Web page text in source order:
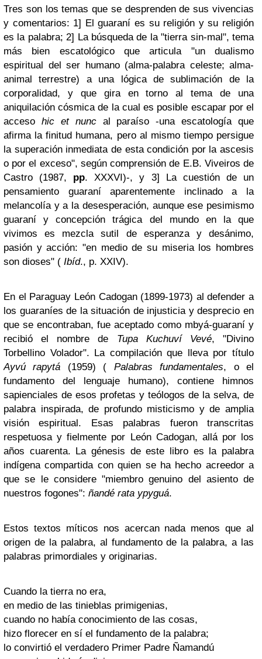
Tres son los temas que se desprenden de sus vivencias
y comentarios: 1] El guaraní es su religión y su religión
es la palabra; 2] La búsqueda de la "tierra sin-mal", tema
más bien escatológico que articula "un dualismo
espiritual del ser humano (alma-palabra celeste; alma-
animal terrestre) a una lógica de sublimación de la
corporalidad, y que gira en torno al tema de una
aniquilación cósmica de la cual es posible escapar por el
acceso hic et nuncal paraíso -una escatología que
afirma la finitud humana, pero al mismo tiempo persigue
la superación inmediata de esta condición por la ascesis
o por el exceso", según comprensión de E.B. Viveiros de
Castro (1987, pp. XXXVI)-, y 3] La cuestión de un
pensamiento guaraní aparentemente inclinado a la
melancolía y a la desesperación, aunque ese pesimismo
guaraní y concepción trágica del mundo en la que
vivimos es mezcla sutil de esperanza y desánimo,
pasión y acción: "en medio de su miseria los hombres
son dioses" ( Ibíd., p. XXIV).
En el Paraguay León Cadogan (1899-1973) al defender a
los guaraníes de la situación de injusticia y desprecio en
que se encontraban, fue aceptado como mbyá-guaraní y
recibió el nombre de Tupa Kuchuví Vevé, "Divino
Torbellino Volador". La compilación que lleva por título
Ayvú rapytá (1959) ( Palabras fundamentales, o el
fundamento del lenguaje humano), contiene himnos
sapienciales de esos profetas y teólogos de la selva, de
palabra inspirada, de profundo misticismo y de amplia
visión espiritual. Esas palabras fueron transcritas
respetuosa y fielmente por León Cadogan, allá por los
años cuarenta. La génesis de este libro es la palabra
indígena compartida con quien se ha hecho acreedor a
que se le considere "miembro genuino del asiento de
nuestros fogones": ñandé rata ypyguá.
Estos textos míticos nos acercan nada menos que al
origen de la palabra, al fundamento de la palabra, a las
palabras primordiales y originarias.
Cuando la tierra no era,
en medio de las tinieblas primigenias,
cuando no había conocimiento de las cosas,
hizo florecer en sí el fundamento de la palabra;
lo convirtió el verdadero Primer Padre Ñamandú